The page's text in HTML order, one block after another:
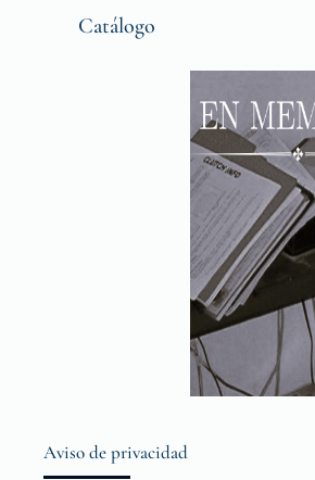
Catálogo
Aviso de privacidad